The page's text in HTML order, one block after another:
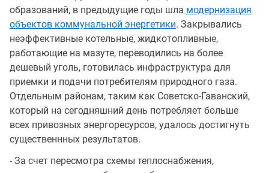
образований, в предыдущие годы шла модернизация
объектов коммунальной энергетики. Закрывались
неэффективные котельные, жидкотопливные,
работающие на мазуте, переводились на более
дешевый уголь, готовилась инфраструктура для
приемки и подачи потребителям природного газа.
Отдельным районам, таким как Советско-Гаванский,
который на сегодняшний день потребляет больше
всех привозных энергоресурсов, удалось достигнуть
существеннных результатов.
- За счет пересмотра схемы теплоснабжения,